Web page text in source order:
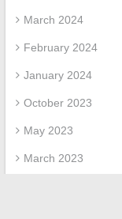
March 2024
February 2024
January 2024
October 2023
May 2023
March 2023